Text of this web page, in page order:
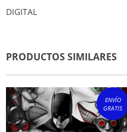
DIGITAL
PRODUCTOS SIMILARES
ENVÍO
GRATIS